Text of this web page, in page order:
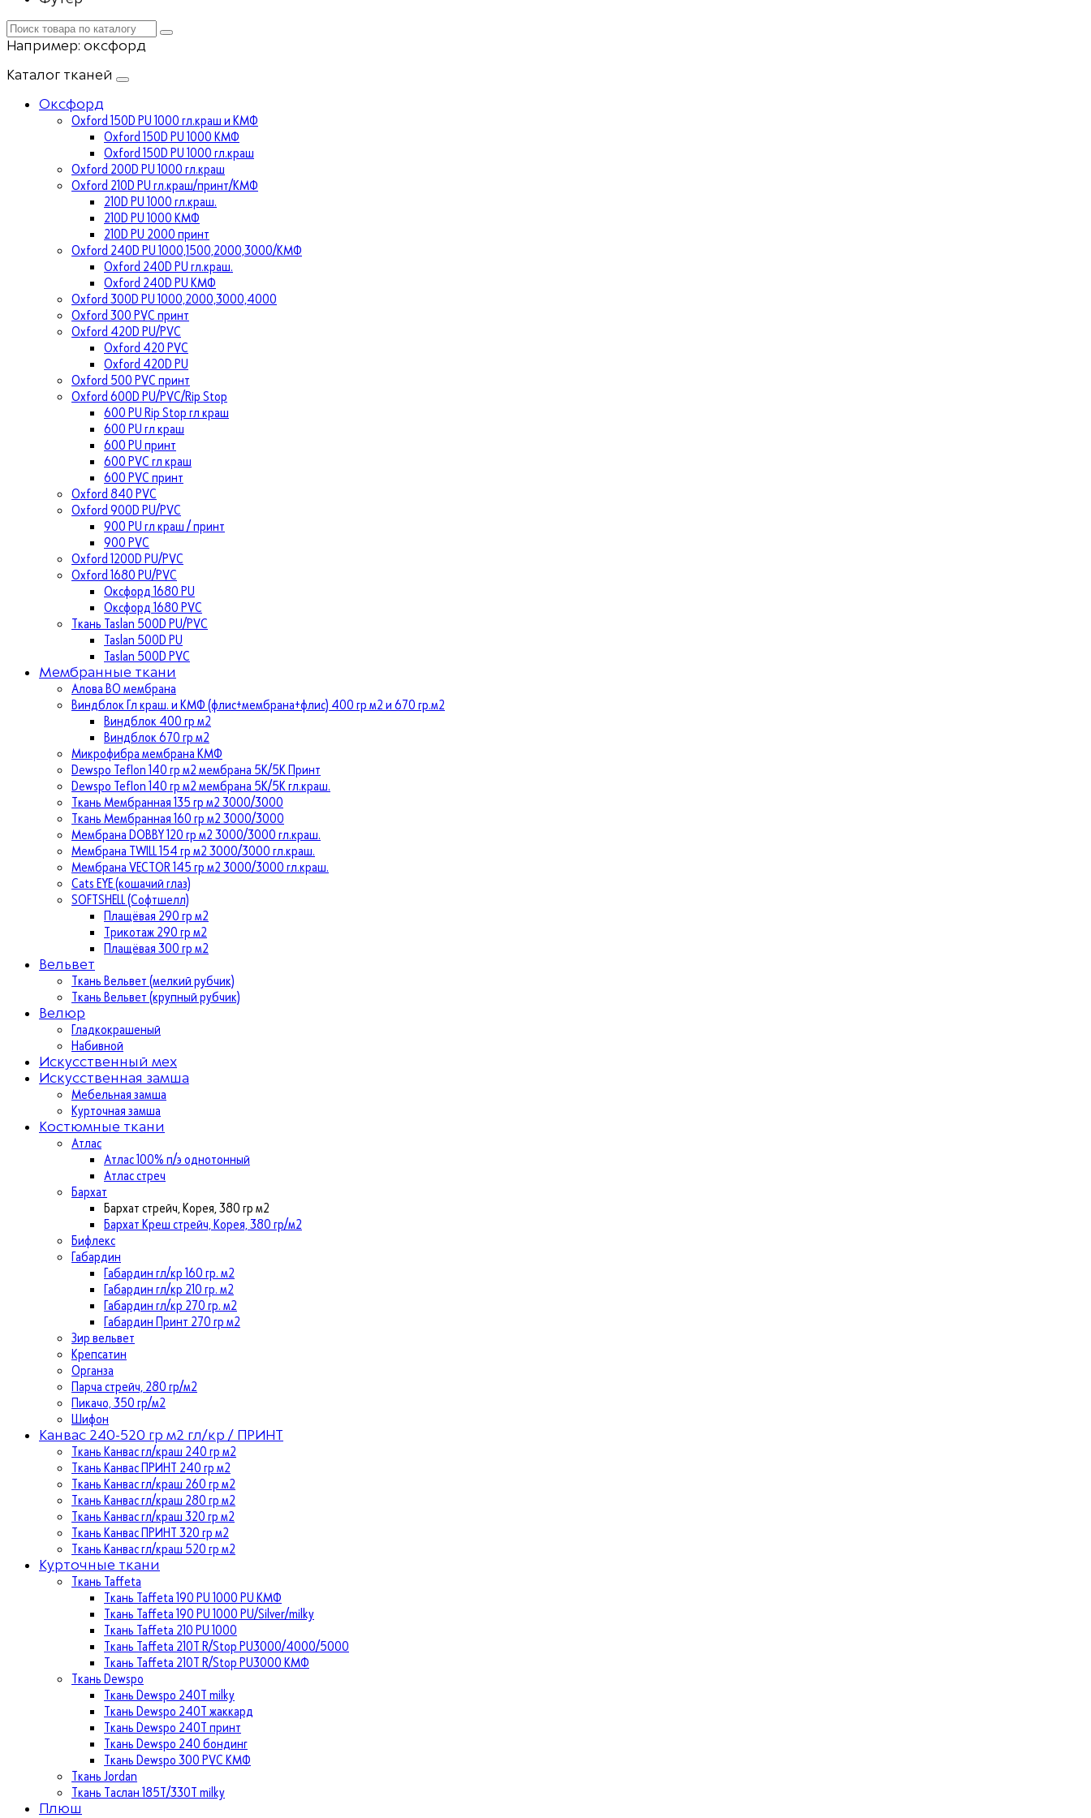
Например: оксфорд
Каталог тканей
Оксфорд
Oxford 150D PU 1000 гл.краш и КМФ
Oxford 150D PU 1000 КМФ
Oxford 150D PU 1000 гл.краш
Oxford 200D PU 1000 гл.краш
Oxford 210D PU гл.краш/принт/КМФ
210D PU 1000 гл.краш.
210D PU 1000 КМФ
210D PU 2000 принт
Oxford 240D PU 1000,1500,2000,3000/КМФ
Oxford 240D PU гл.краш.
Oxford 240D PU КМФ
Oxford 300D PU 1000,2000,3000,4000
Oxford 300 PVC принт
Oxford 420D PU/PVC
Oxford 420 PVC
Oxford 420D PU
Oxford 500 PVC принт
Oxford 600D PU/PVC/Rip Stop
600 PU Rip Stop гл краш
600 PU гл краш
600 PU принт
600 PVC гл краш
600 PVC принт
Oxford 840 PVC
Oxford 900D PU/PVC
900 PU гл краш / принт
900 PVC
Oxford 1200D PU/PVC
Oxford 1680 PU/PVC
Оксфорд 1680 PU
Оксфорд 1680 PVC
Ткань Taslan 500D PU/PVC
Taslan 500D PU
Taslan 500D PVC
Мембранные ткани
Алова ВО мембрана
Виндблок Гл краш. и КМФ (флис+мембрана+флис) 400 гр м2 и 670 гр.м2
Виндблок 400 гр м2
Виндблок 670 гр м2
Микрофибра мембрана КМФ
Dewspo Teflon 140 гр м2 мембрана 5К/5К Принт
Dewspo Teflon 140 гр м2 мембрана 5К/5К гл.краш.
Ткань Мембранная 135 гр м2 3000/3000
Ткань Мембранная 160 гр м2 3000/3000
Мембрана DOBBY 120 гр м2 3000/3000 гл.краш.
Мембрана TWILL 154 гр м2 3000/3000 гл.краш.
Мембрана VECTOR 145 гр м2 3000/3000 гл.краш.
Cats EYE (кошачий глаз)
SOFTSHELL (Софтшелл)
Плащёвая 290 гр м2
Трикотаж 290 гр м2
Плащёвая 300 гр м2
Вельвет
Ткань Вельвет (мелкий рубчик)
Ткань Вельвет (крупный рубчик)
Велюр
Гладкокрашеный
Набивной
Искусственный мех
Искусственная замша
Мебельная замша
Курточная замша
Костюмные ткани
Атлас
Атлас 100% п/э однотонный
Атлас стреч
Бархат
Бархат стрейч, Корея, 380 гр м2
Бархат Креш стрейч, Корея, 380 гр/м2
Бифлекс
Габардин
Габардин гл/кр 160 гр. м2
Габардин гл/кр 210 гр. м2
Габардин гл/кр 270 гр. м2
Габардин Принт 270 гр м2
Зир вельвет
Крепсатин
Органза
Парча стрейч, 280 гр/м2
Пикачо, 350 гр/м2
Шифон
Канвас 240-520 гр м2 гл/кр / ПРИНТ
Ткань Канвас гл/краш 240 гр м2
Ткань Канвас ПРИНТ 240 гр м2
Ткань Канвас гл/краш 260 гр м2
Ткань Канвас гл/краш 280 гр м2
Ткань Канвас гл/краш 320 гр м2
Ткань Канвас ПРИНТ 320 гр м2
Ткань Канвас гл/краш 520 гр м2
Курточные ткани
Ткань Taffeta
Ткань Taffeta 190 PU 1000 PU КМФ
Ткань Taffeta 190 PU 1000 PU/Silver/milky
Ткань Taffeta 210 PU 1000
Ткань Taffeta 210Т R/Stop PU3000/4000/5000
Ткань Taffeta 210Т R/Stop PU3000 КМФ
Ткань Dewspo
Ткань Dewspo 240Т milky
Ткань Dewspo 240T жаккард
Ткань Dewspo 240Т принт
Ткань Dewspo 240 бондинг
Ткань Dewspo 300 PVC КМФ
Ткань Jordan
Ткань Таслан 185T/330T milky
Плюш